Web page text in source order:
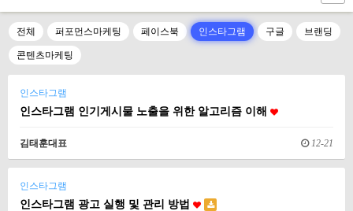
전체 퍼포먼스마케팅 페이스북 인스타그램 구글 브랜딩
콘텐츠마케팅
인스타그램
인스타그램 인기게시물 노출을 위한 알고리즘 이해
김태훈대표 12-21
인스타그램
인스타그램 광고 실행 및 관리 방법